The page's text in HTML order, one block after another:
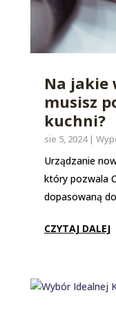
Na jakie
musisz
kuchni?
sie 5, 2024|
Urządzanie
który pozwala
dopasowaną
CZYTAJ DALEJ